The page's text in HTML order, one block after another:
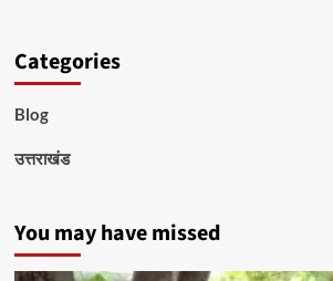
Categories
Blog
उत्तराखंड
You may have missed